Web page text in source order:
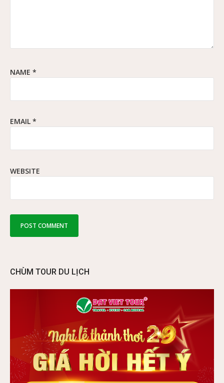
NAME *
EMAIL *
WEBSITE
CHÙM TOUR DU LỊCH